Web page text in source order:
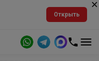
Открыть